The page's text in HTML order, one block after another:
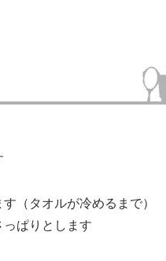
す（タオルが冷めるまで）
ぱりとします